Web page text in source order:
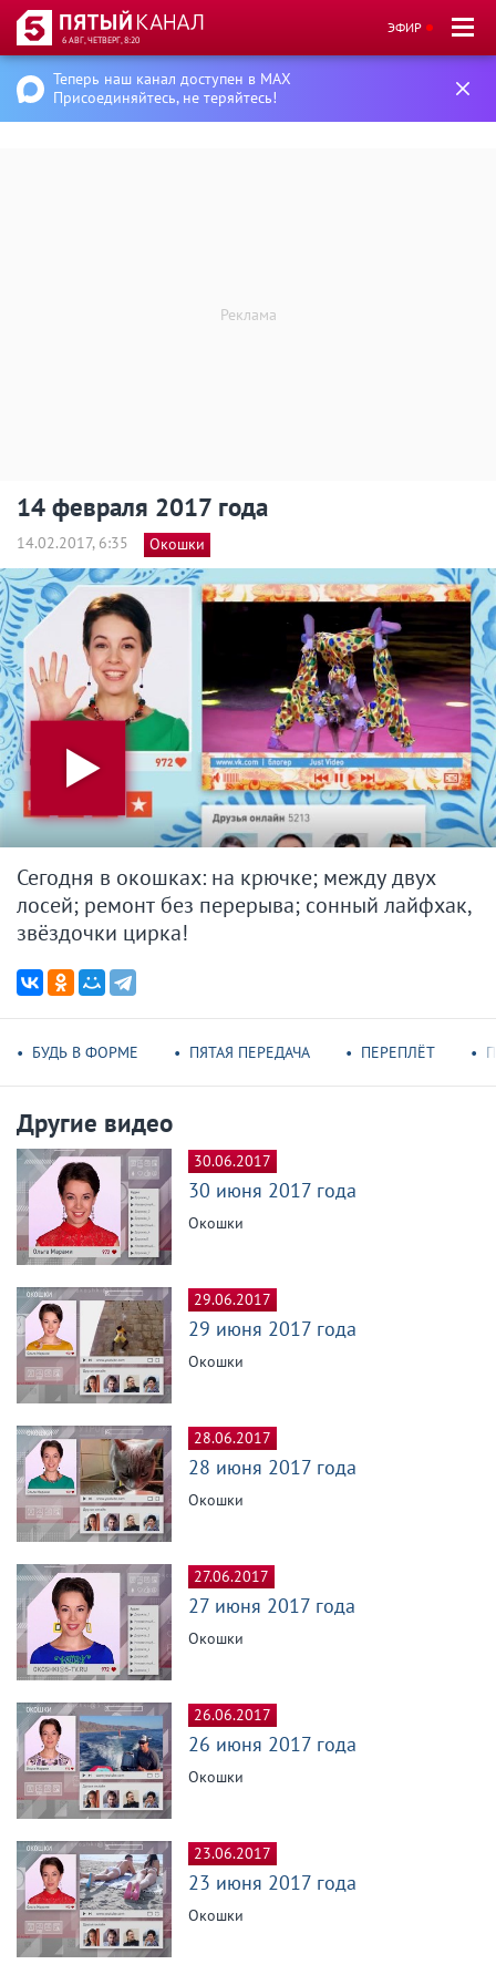
6 АВГ, ЧЕТВЕРГ, 8:20
ЭФИР
Теперь наш канал доступен в MAX
Присоединяйтесь, не теряйтесь!
14 февраля 2017 года
14.02.2017, 6:35 Окошки
Сегодня в окошках: на крючке; между двух
лосей; ремонт без перерыва; сонный лайфхак,
звёздочки цирка!
БУДЬ В ФОРМЕ ПЯТАЯ ПЕРЕДАЧА ПЕРЕПЛЁТ
Другие видео
30.06.2017
30 июня 2017 года
Окошки
29.06.2017
29 июня 2017 года
Окошки
28.06.2017
28 июня 2017 года
Окошки
27.06.2017
27 июня 2017 года
Окошки
26.06.2017
26 июня 2017 года
Окошки
23.06.2017
23 июня 2017 года
Окошки